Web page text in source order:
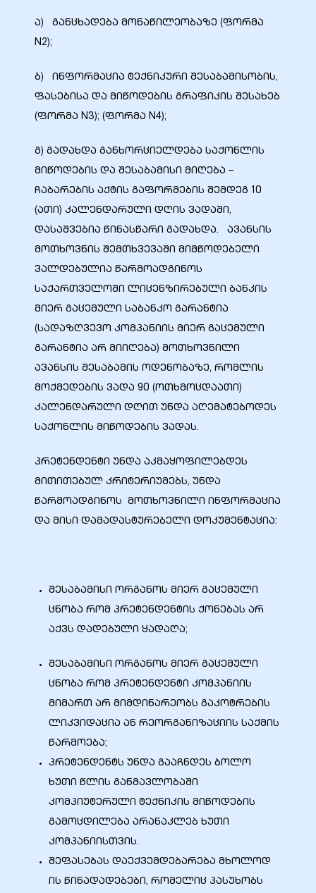
ა) განცხადება მონაწილეობაზე (ფორმა
N2);
ბ) ინფორმაცია ტექნიკური შესაბამისობის,
ფასებისა და მიწოდების გრაფიკის შესახებ
(ფორმა N3); (ფორმა N4);
გ) გადახდა განხორციელდება საქონლის
მიწოდების და შესაბამისი მიღება –
ჩაბარების აქტის გაფორმების შემდეგ 10
(ათი) კალენდარული დღის ვადაში,
დასაშვებია წინასწარი გადახდა. ავანსის
მოთხოვნის შემთხვევაში მიმწოდებელი
ვალდებულია წარმოადგინოს
საქართველოში ლიცენზირებული ბანკის
მიერ გაცემული საბანკო გარანტია
(სადაზღვევო კომპანიის მიერ გაცემული
გარანტია არ მიიღება) მოთხოვნილი
ავანსის შესაბამის ოდენობაზე, რომლის
მოქმედების ვადა 90 (ოთხმოცდაათი)
კალენდარული დღით უნდა აღემატებოდეს
საქონლის მიწოდების ვადას.
პრეტენდენტი უნდა აკმაყოფილებდეს
მითითებულ კრიტერიუმებს, უნდა
წარმოადგინოს მოთხოვნილი ინფორმაცია
და მისი დამადასტურებელი დოკუმენტაცია:
შესაბამისი ორგანოს მიერ გაცემული
ცნობა რომ პრეტენდენტის ქონებას არ
აქვს დადებული ყადაღა;
შესაბამისი ორგანოს მიერ გაცემული
ცნობა რომ პრეტენდენტი კომპანიის
მიმართ არ მიმდინარეობს გაკოტრების
ლიკვიდაცია ან რეორგანიზაციის საქმის
წარმოება;
პრეტენდენტს უნდა გააჩნდეს ბოლო
ხუთი წლის განმავლობაში
კომპიუტერული ტექნიკის მიწოდების
გამოცდილება არანაკლებ ხუთი
კომპანიისთვის.
შეფასებას დაექვემდებარება მხოლოდ
ის წინადადებები, რომელიც პასუხობს